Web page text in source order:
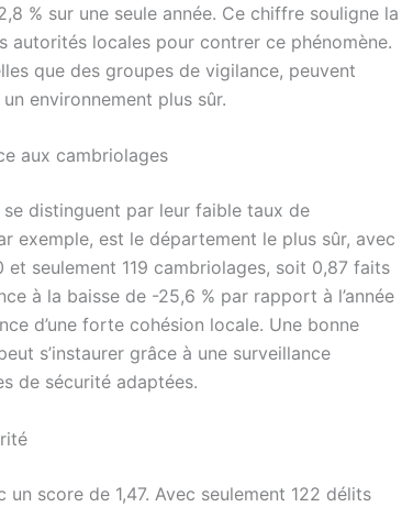
% sur une seule année. Ce chiffre souligne la
autorités locales pour contrer ce phénomène.
que des groupes de vigilance, peuvent
environnement plus sûr.
aux cambriolages
distinguent par leur faible taux de
exemple, est le département le plus sûr, avec
et seulement 119 cambriolages, soit 0,87 faits
à la baisse de -25,6 % par rapport à l’année
d’une forte cohésion locale. Une bonne
s’instaurer grâce à une surveillance
de sécurité adaptées.
score de 1,47. Avec seulement 122 délits